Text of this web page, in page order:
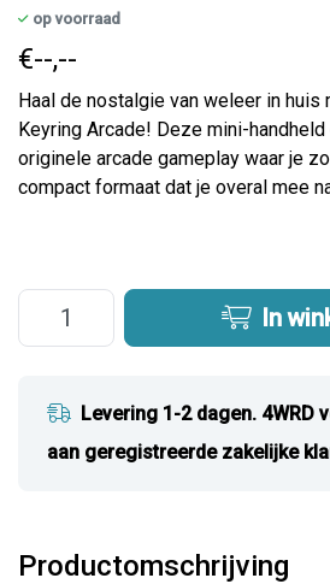
op voorraad
€--,--
Haal de nostalgie van weleer in
Keyring Arcade! Deze mini-
originele arcade gameplay waar je
compact formaat dat je overal mee
In
Levering 1-2 dagen. 4WRD
aan geregistreerde zakelijke
Productomschrijving